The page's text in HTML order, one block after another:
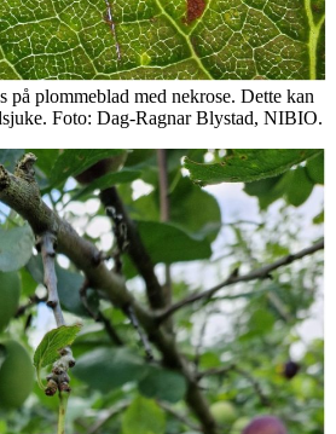
på plommeblad med nekrose. Dette kan
Foto: Dag-Ragnar Blystad, NIBIO.